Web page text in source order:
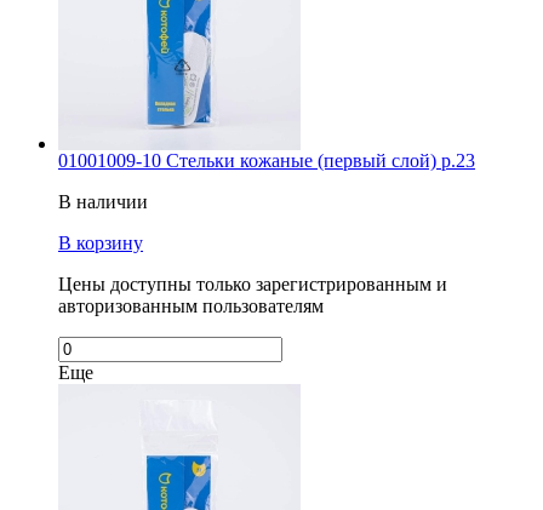
01001009-10 Стельки кожаные (первый слой) р.23
В наличии
В корзину
Цены доступны только зарегистрированным и
авторизованным пользователям
Еще